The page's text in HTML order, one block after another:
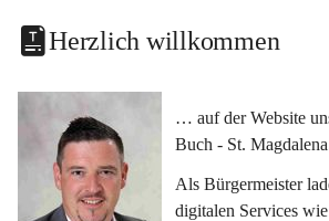
Herzlich willkommen
… auf der Website
Buch - St.
Als Bürgermeister
digitalen Services